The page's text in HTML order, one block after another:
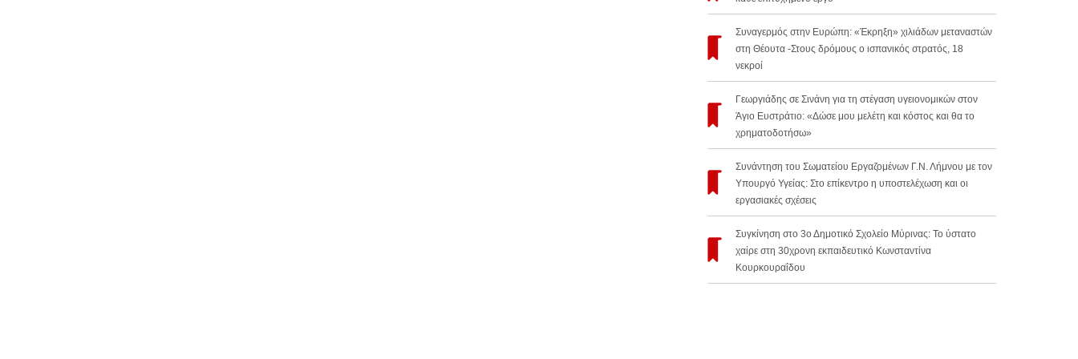
Συναγερμός στην Ευρώπη: «Έκρηξη» χιλιάδων μεταναστών
στη Θέουτα -Στους δρόμους ο ισπανικός στρατός, 18
νεκροί
Γεωργιάδης σε Σινάνη για τη στέγαση υγειονομικών στον
Άγιο Ευστράτιο: «Δώσε μου μελέτη και κόστος και θα το
χρηματοδοτήσω»
Συνάντηση του Σωματείου Εργαζομένων Γ.Ν. Λήμνου με τον
Υπουργό Υγείας: Στο επίκεντρο η υποστελέχωση και οι
εργασιακές σχέσεις
Συγκίνηση στο 3ο Δημοτικό Σχολείο Μύρινας: Το ύστατο
χαίρε στη 30χρονη εκπαιδευτικό Κωνσταντίνα
Κουρκουραΐδου